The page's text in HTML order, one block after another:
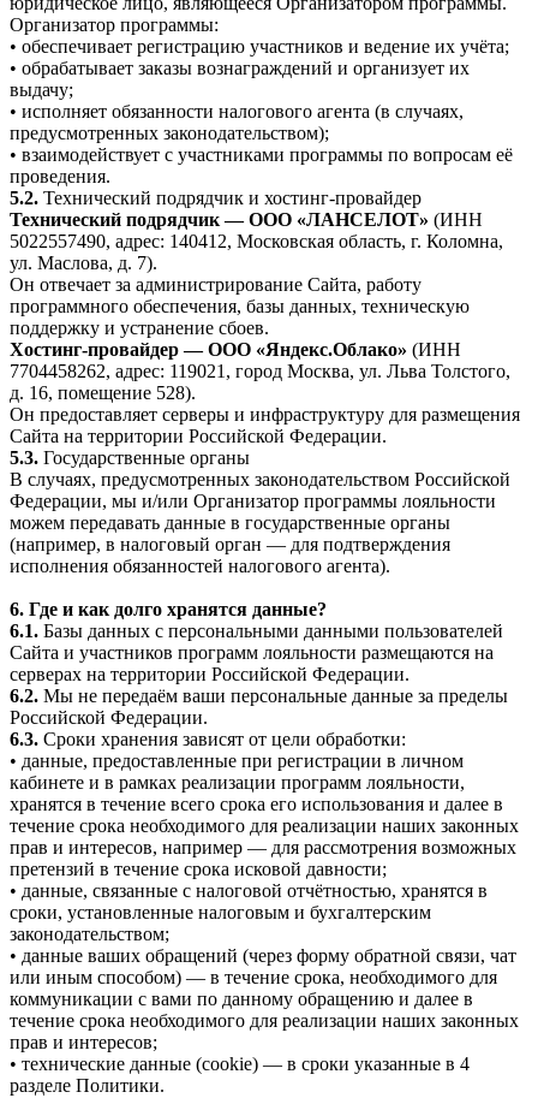
Организатор программы:
• обеспечивает регистрацию участников и ведение их учёта;
• обрабатывает заказы вознаграждений и организует их
выдачу;
• исполняет обязанности налогового агента (в случаях,
предусмотренных законодательством);
• взаимодействует с участниками программы по вопросам её
проведения.
5.2. Технический подрядчик и хостинг-провайдер
Технический подрядчик — ООО «ЛАНСЕЛОТ» (ИНН
5022557490, адрес: 140412, Московская область, г. Коломна,
ул. Маслова, д. 7).
Он отвечает за администрирование Сайта, работу
программного обеспечения, базы данных, техническую
поддержку и устранение сбоев.
Хостинг-провайдер — ООО «Яндекс.Облако» (ИНН
7704458262, адрес: 119021, город Москва, ул. Льва Толстого,
д. 16, помещение 528).
Он предоставляет серверы и инфраструктуру для размещения
Сайта на территории Российской Федерации.
5.3. Государственные органы
В случаях, предусмотренных законодательством Российской
Федерации, мы и/или Организатор программы лояльности
можем передавать данные в государственные органы
(например, в налоговый орган — для подтверждения
исполнения обязанностей налогового агента).
6. Где и как долго хранятся данные?
6.1. Базы данных с персональными данными пользователей
Сайта и участников программ лояльности размещаются на
серверах на территории Российской Федерации.
6.2. Мы не передаём ваши персональные данные за пределы
Российской Федерации.
6.3. Сроки хранения зависят от цели обработки:
• данные, предоставленные при регистрации в личном
кабинете и в рамках реализации программ лояльности,
хранятся в течение всего срока его использования и далее в
течение срока необходимого для реализации наших законных
прав и интересов, например — для рассмотрения возможных
претензий в течение срока исковой давности;
• данные, связанные с налоговой отчётностью, хранятся в
сроки, установленные налоговым и бухгалтерским
законодательством;
• данные ваших обращений (через форму обратной связи, чат
или иным способом) — в течение срока, необходимого для
коммуникации с вами по данному обращению и далее в
течение срока необходимого для реализации наших законных
прав и интересов;
• технические данные (cookie) — в сроки указанные в 4
разделе Политики.